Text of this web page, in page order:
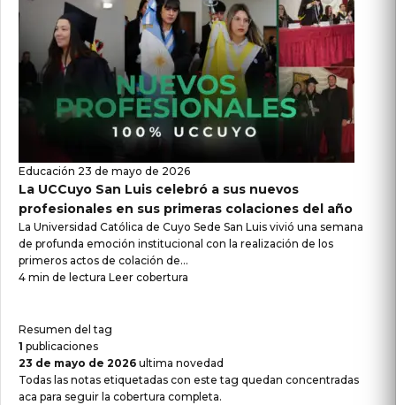
Educación 23 de mayo de 2026
La UCCuyo San Luis celebró a sus nuevos
profesionales en sus primeras colaciones del año
La Universidad Católica de Cuyo Sede San Luis vivió una semana
de profunda emoción institucional con la realización de los
primeros actos de colación de...
4 min de lectura Leer cobertura
Resumen del tag
1 publicaciones
23 de mayo de 2026 ultima novedad
Todas las notas etiquetadas con este tag quedan concentradas
aca para seguir la cobertura completa.